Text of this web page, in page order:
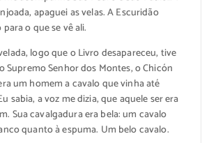
apaguei as velas. A Escuridão
o que se vê ali.
logo que o Livro desapareceu, tive
Supremo Senhor dos Montes, o Chicón
um homem a cavalo que vinha até
sabia, a voz me dizia, que aquele ser era
Sua cavalgadura era bela: um cavalo
quanto à espuma. Um belo cavalo.